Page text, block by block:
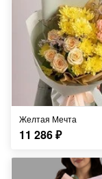
Желтая Мечта
11 286₽